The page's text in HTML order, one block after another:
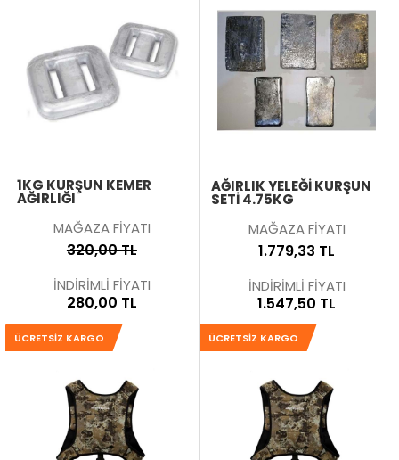
1KG KURŞUN KEMER
AĞIRLIĞI
MAĞAZA FİYATI
320,00 TL
İNDİRİMLİ FİYATI
280,00 TL
AĞIRLIK YELEĞİ KURŞUN
SETİ 4.75KG
MAĞAZA FİYATI
1.779,33 TL
İNDİRİMLİ FİYATI
1.547,50 TL
ÜCRETSIZ KARGO ÜCRETSIZ KARGO